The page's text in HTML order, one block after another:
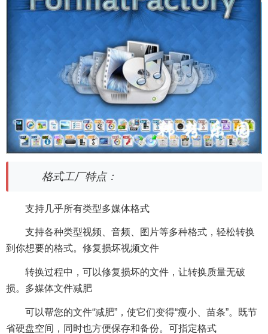
格式工厂特点：
支持几乎所有类型多媒体格式
支持各种类型视频、音频、图片等多种格式，轻松转换
到你想要的格式。修复损坏视频文件
转换过程中，可以修复损坏的文件，让转换质量无破
损。多媒体文件减肥
可以帮您的文件“减肥”，使它们变得“瘦小、苗条”。既节
省硬盘空间，同时也方便保存和备份。可指定格式